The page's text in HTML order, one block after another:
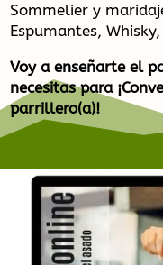
Sommelier y
Espumantes,
Voy a enseñarte el
necesitas para
parrillero(a)!